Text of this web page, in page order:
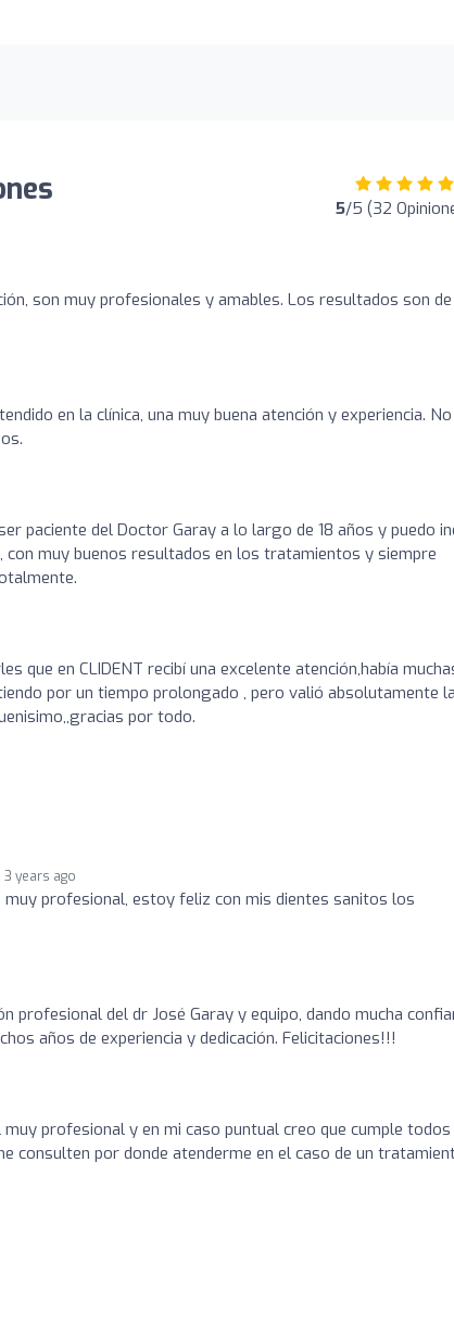
5/5 (32
son muy profesionales y amables. Los resultados son de
en la clínica, una muy buena atención y experiencia.
paciente del Doctor Garay a lo largo de 18 años y puedo
con muy buenos resultados en los tratamientos y siempre
que en CLIDENT recibí una excelente atención,había
por un tiempo prolongado , pero valió absolutamente
por todo.
3 years ago
muy profesional, estoy feliz con mis dientes sanitos los
profesional del dr José Garay y equipo, dando mucha
años de experiencia y dedicación. Felicitaciones!!!
muy profesional y en mi caso puntual creo que cumple
consulten por donde atenderme en el caso de un